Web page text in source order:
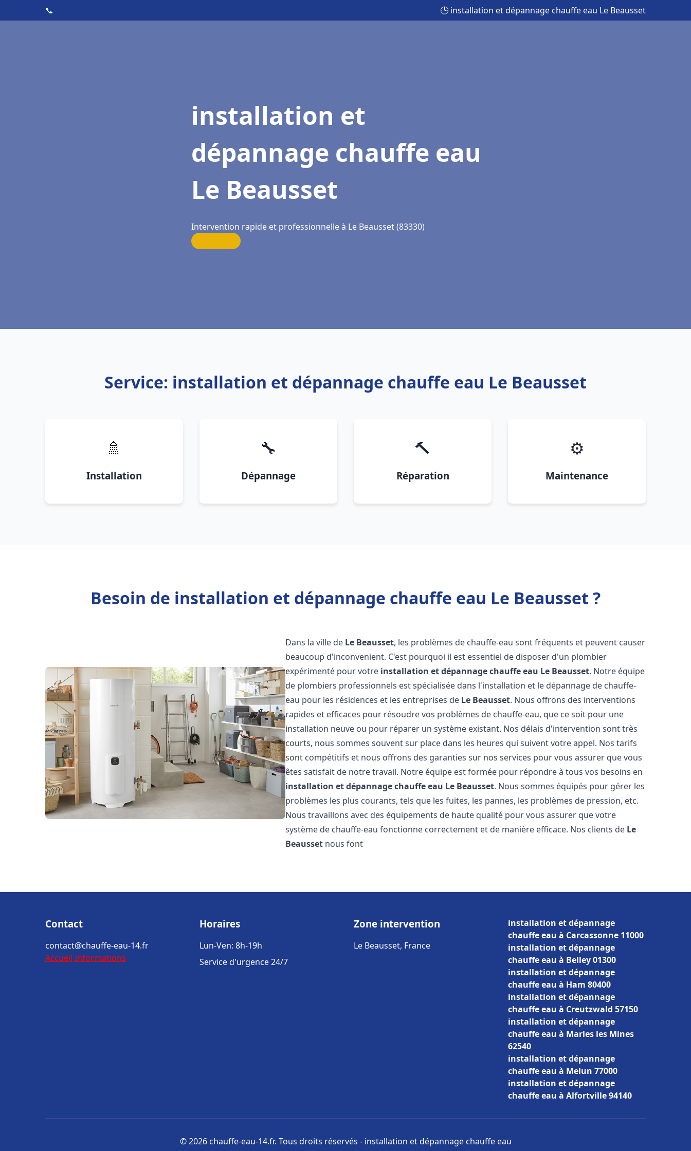
📞 🕒 installation et dépannage chauffe eau Le Beausset
installation et
dépannage chauffe eau
Le Beausset
Intervention rapide et professionnelle à Le Beausset (83330)
Service: installation et dépannage chauffe eau Le Beausset
🚿
Installation
🔧
Dépannage
🔨
Réparation
⚙️
Maintenance
Besoin de installation et dépannage chauffe eau Le Beausset ?
Dans la ville de Le Beausset, les problèmes de chauffe-eau sont fréquents et peuvent causer
beaucoup d'inconvenient. C'est pourquoi il est essentiel de disposer d'un plombier
expérimenté pour votre installation et dépannage chauffe eau Le Beausset. Notre équipe
de plombiers professionnels est spécialisée dans l'installation et le dépannage de chauffe-
eau pour les résidences et les entreprises de Le Beausset. Nous offrons des interventions
rapides et efficaces pour résoudre vos problèmes de chauffe-eau, que ce soit pour une
installation neuve ou pour réparer un système existant. Nos délais d'intervention sont très
courts, nous sommes souvent sur place dans les heures qui suivent votre appel. Nos tarifs
sont compétitifs et nous offrons des garanties sur nos services pour vous assurer que vous
êtes satisfait de notre travail. Notre équipe est formée pour répondre à tous vos besoins en
installation et dépannage chauffe eau Le Beausset. Nous sommes équipés pour gérer les
problèmes les plus courants, tels que les fuites, les pannes, les problèmes de pression, etc.
Nous travaillons avec des équipements de haute qualité pour vous assurer que votre
système de chauffe-eau fonctionne correctement et de manière efficace. Nos clients de Le
Beausset nous font
Contact
contact@chauffe-eau-14.fr
Accueil Informations
Horaires
Lun-Ven: 8h-19h
Service d'urgence 24/7
Zone intervention
Le Beausset, France
installation et dépannage
chauffe eau à Carcassonne 11000
installation et dépannage
chauffe eau à Belley 01300
installation et dépannage
chauffe eau à Ham 80400
installation et dépannage
chauffe eau à Creutzwald 57150
installation et dépannage
chauffe eau à Marles les Mines
62540
installation et dépannage
chauffe eau à Melun 77000
installation et dépannage
chauffe eau à Alfortville 94140
© 2026 chauffe-eau-14.fr. Tous droits réservés - installation et dépannage chauffe eau